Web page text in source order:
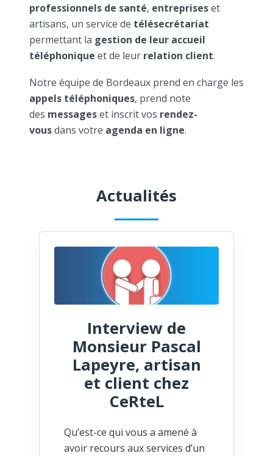
professionnels de santé, entrepriseset
artisans, un service de télésecrétariat
permettant la gestion de leur accueil
téléphonique et de leur relation client.
Notre équipe de Bordeaux prend en charge les
appels téléphoniques, prend note
des messageset inscrit vos rendez-
vousdans votre agenda en ligne.
Actualités
Interview de
Monsieur Pascal
Lapeyre, artisan
et client chez
CeRteL
Qu’est-ce qui vous a amené à
avoir recours aux services d’un